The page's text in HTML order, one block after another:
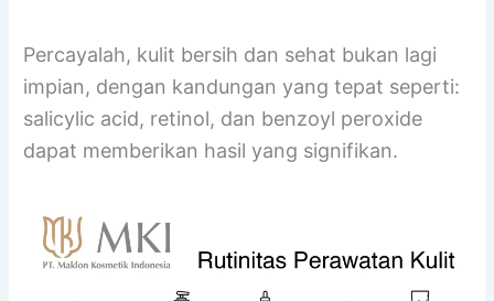
Percayalah, kulit bersih dan sehat bukan lagi
impian, dengan kandungan yang tepat seperti:
salicylic acid, retinol, dan benzoyl peroxide
dapat memberikan hasil yang signifikan.